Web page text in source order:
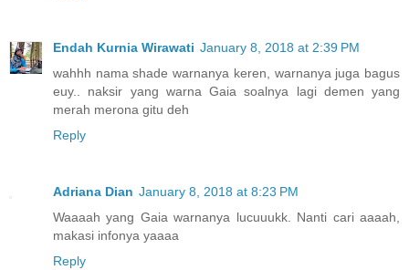
Endah Kurnia Wirawati January 8, 2018 at 2:39 PM
wahhh nama shade warnanya keren, warnanya juga bagus
euy.. naksir yang warna Gaia soalnya lagi demen yang
merah merona gitu deh
Reply
Adriana Dian January 8, 2018 at 8:23 PM
Waaaah yang Gaia warnanya lucuuukk. Nanti cari aaaah,
makasi infonya yaaaa
Reply